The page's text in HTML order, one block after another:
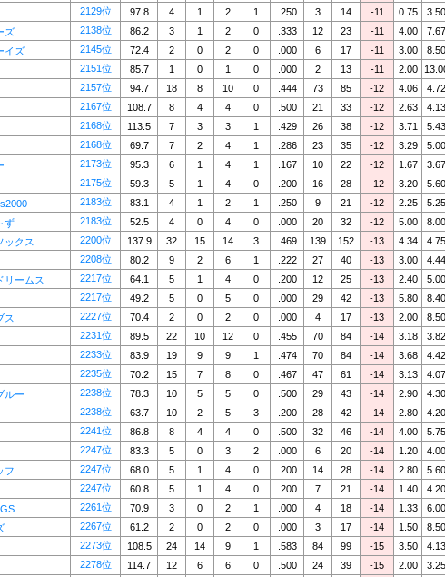
2129位
97.8 4 1 2 1 .250 3 14 -11 0.75 3.50
ズ
2138位 86.2 3 1 2 0 .333 12 23 -11 4.00 7.67
イズ
2145位 72.4 2 0 2 0 .000 6 17 -11 3.00 8.50
2151位
85.7 1 0 1 0 .000 2 13 -11 2.00
2157位
94.7 18 8 10 0 .444 73 85 -12 4.06 4.72
2167位
108.7 8 4 4 0 .500 21 33 -12 2.63 4.13
2168位
113.5 7 3 3 1 .429 26 38 -12 3.71 5.43
2168位
69.7 7 2 4 1 .286 23 35 -12 3.29 5.00
2173位 95.3 6 1 4 1 .167 10 22 -12 1.67 3.67
2175位
59.3 5 1 4 0 .200 16 28 -12 3.20 5.60
2183位 83.1 4 1 2 1 .250 9 21 -12 2.25 5.25
ず
2183位 52.5 4 0 4 0 .000 20 32 -12 5.00 8.00
ックス
2200位 137.9 32 15 14 3 .469 139 152 -13 4.34 4.75
2208位
80.2 9 2 6 1 .222 27 40 -13 3.00 4.44
リームス
2217位 64.1 5 1 4 0 .200 12 25 -13 2.40 5.00
2217位
49.2 5 0 5 0 .000 29 42 -13 5.80 8.40
ス
2227位 70.4 2 0 2 0 .000 4 17 -13 2.00 8.50
2231位
89.5 22 10 12 0 .455 70 84 -14 3.18 3.82
2233位
83.9 19 9 9 1 .474 70 84 -14 3.68 4.42
2235位
70.2 15 7 8 0 .467 47 61 -14 3.13 4.07
ルー
2238位 78.3 10 5 5 0 .500 29 43 -14 2.90 4.30
2238位
63.7 10 2 5 3 .200 28 42 -14 2.80 4.20
2241位
86.8 8 4 4 0 .500 32 46 -14 4.00 5.75
2247位
83.3 5 0 3 2 .000 6 20 -14 1.20 4.00
フ
2247位 68.0 5 1 4 0 .200 14 28 -14 2.80 5.60
2247位
60.8 5 1 4 0 .200 7 21 -14 1.40 4.20
2261位 70.9 3 0 2 1 .000 4 18 -14 1.33 6.00
2267位 61.2 2 0 2 0 .000 3 17 -14 1.50 8.50
2273位
108.5 24 14 9 1 .583 84 99 -15 3.50 4.13
2278位
114.7 12 6 6 0 .500 24 39 -15 2.00 3.25